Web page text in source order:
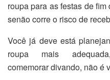
roupa para as festas de fim
senão corre o risco de
Você já deve está
roupa mais
comemorar divando, não é